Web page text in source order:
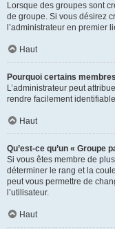
Lorsque des groupes sont
de groupe. Si vous désirez
l’administrateur en premier
Haut
Pourquoi certains
L’administrateur peut
rendre facilement
Haut
Qu’est-ce qu’un « Groupe
Si vous êtes membre de
déterminer le rang et la
peut vous permettre de
l’utilisateur.
Haut